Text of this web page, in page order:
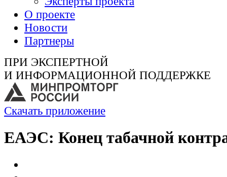
О проекте
Новости
Партнеры
ПРИ ЭКСПЕРТНОЙ
И ИНФОРМАЦИОННОЙ ПОДДЕРЖКЕ
Скачать приложение
ЕАЭС: Конец табачной